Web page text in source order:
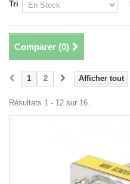
Tri
Comparer (0)
Afficher tout
1 2
Résultats 1 - 12 sur 16.